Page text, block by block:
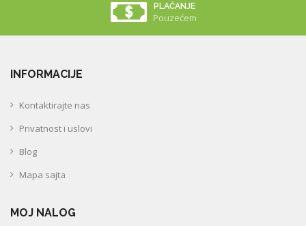
PLAĆANJE
Pouzećem
INFORMACIJE
Kontaktirajte nas
Privatnost i uslovi
Blog
Mapa sajta
MOJ NALOG